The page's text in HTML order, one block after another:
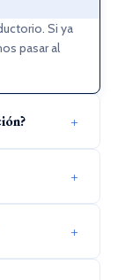
Si ya
pasar al
+
+
+